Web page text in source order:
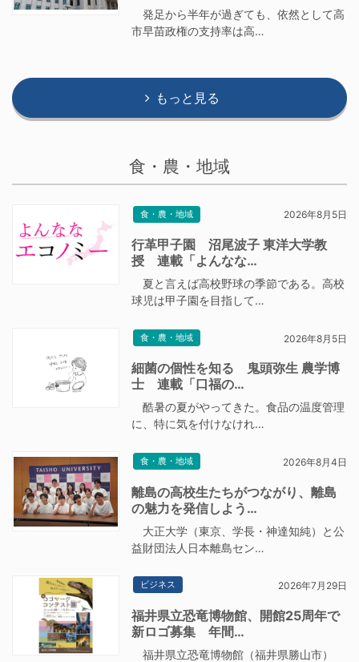
発足から半年が過ぎても、依然として高
市早苗政権の支持率は高…
もっと見る
食・農・地域
食・農・地域 2026年8月5日
行革甲子園 沼尾波子 東洋大学教
授 連載「よんなな…
夏と言えば高校野球の季節である。高校
球児は甲子園を目指して…
食・農・地域 2026年8月5日
細菌の個性を知る 鬼頭弥生 農学博
士 連載「口福の…
酷暑の夏がやってきた。食品の温度管理
に、特に気を付けなけれ…
食・農・地域 2026年8月4日
離島の高校生たちがつながり、離島
の魅力を発信しよう…
大正大学（東京、学長・神達知純）と公
益財団法人日本離島セン…
ビジネス 2026年7月29日
福井県立恐竜博物館、開館25周年で
新ロゴ募集 年間…
福井県立恐竜博物館（福井県勝山市）